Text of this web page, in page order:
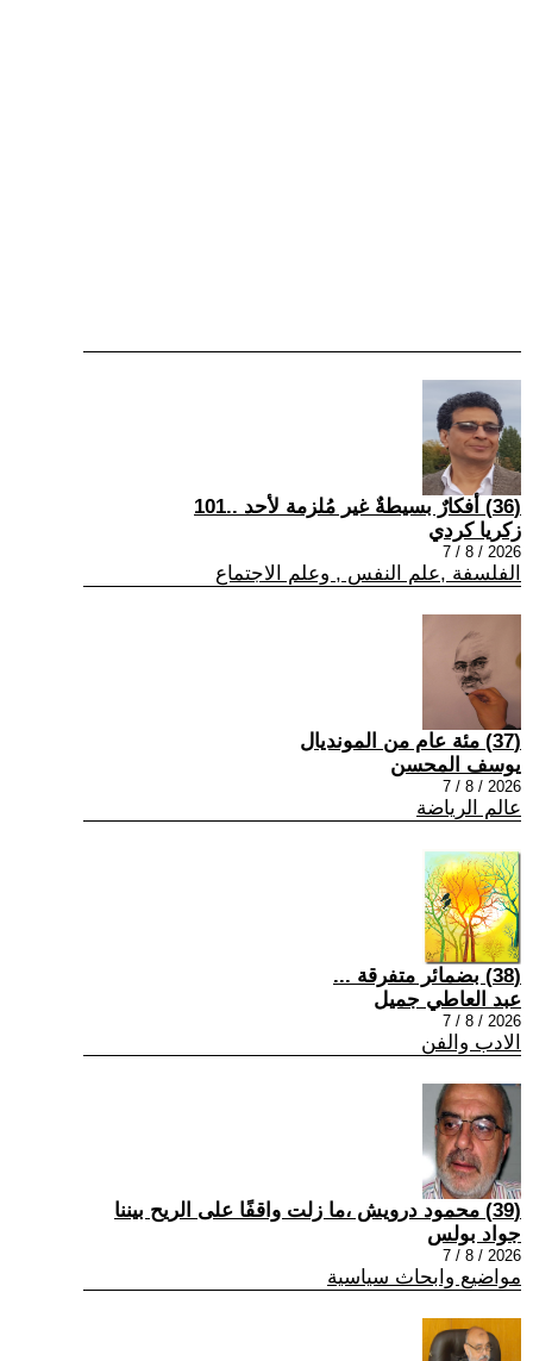
(36) أفكارٌ بسيطةٌ غير مُلزمة لأحد ..101
زكريا كردي
2026 / 8 / 7
الفلسفة ,علم النفس , وعلم الاجتماع
(37) مئة عام من المونديال
يوسف المحسن
2026 / 8 / 7
عالم الرياضة
(38) بضمائر متفرقة ...
عبد العاطي جميل
2026 / 8 / 7
الادب والفن
(39) محمود درويش ،ما زلت واقفًا على الريح بيننا
جواد بولس
2026 / 8 / 7
مواضيع وابحاث سياسية